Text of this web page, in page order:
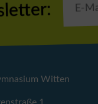
Witten
1